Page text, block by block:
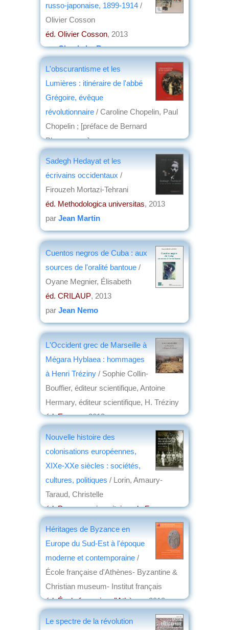
russo-japonaise, 1899-1914 /
Olivier Cosson
éd. Olivier Cosson, 2013
parClaude Le Borgne
L'obscurantisme et les
Lumières : itinéraire de l'abbé
Grégoire, évêque
révolutionnaire / Caroline Chopelin, Paul
Chopelin ; [préface de Bernard
Plongeron,...]
Sadegh Hedayat et les
écrivains occidentaux /
Firouzeh Mortazi-Tehrani
éd. Methodologica universitas, 2013
par Jean Martin
Cuentos negros de Cuba : aux
sources de l'oralité bantoue /
Oyane Megnier, Élisabeth
éd. CRILAUP, 2013
par Jean Nemo
L'Occident grec de Marseille à
Mégara Hyblaea : hommages
à Henri Tréziny / Sophie Collin-
Bouffier, éditeur scientifique, Antoine
Hermary, éditeur scientifique, H. Tréziny
éd. Errance, 2013
Nouvelle histoire des
colonisations européennes,
XIXe-XXe siècles : sociétés,
cultures, politiques / Lorin, Amaury-
Taraud, Christelle
éd. Presses universitaires de France,
Héritages de Byzance en
Europe du Sud-Est à l'époque
moderne et contemporaine /
École française d'Athènes- Byzantine &
Christian museum- Institut français
éd. École française d'Athènes, 2013
Le spectre de la révolution